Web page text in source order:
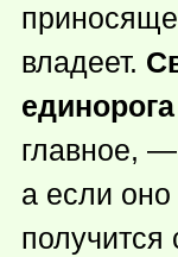
владеет.
единорога
главное,
а если оно